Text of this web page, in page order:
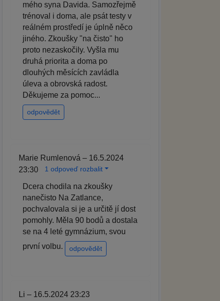
mého syna Davida. Samozřejmě
trénoval i doma, ale psát testy v
reálném prostředí je úplně něco
jiného. Zkoušky "na čisto" ho
proto nezaskočily. Vyšla mu
druhá priorita a doma po
dlouhých měsících zavládla
úleva a obrovská radost.
Děkujeme za pomoc...
odpovědět
Marie Rumlenová – 16.5.2024
23:30
1 odpoveď rozbalit
Dcera chodila na zkoušky
nanečisto Na Zatlance,
pochvalovala si je a určitě jí dost
pomohly. Měla 90 bodů a dostala
se na 4 leté gymnázium, svou
první volbu.
odpovědět
Li – 16.5.2024 23:23